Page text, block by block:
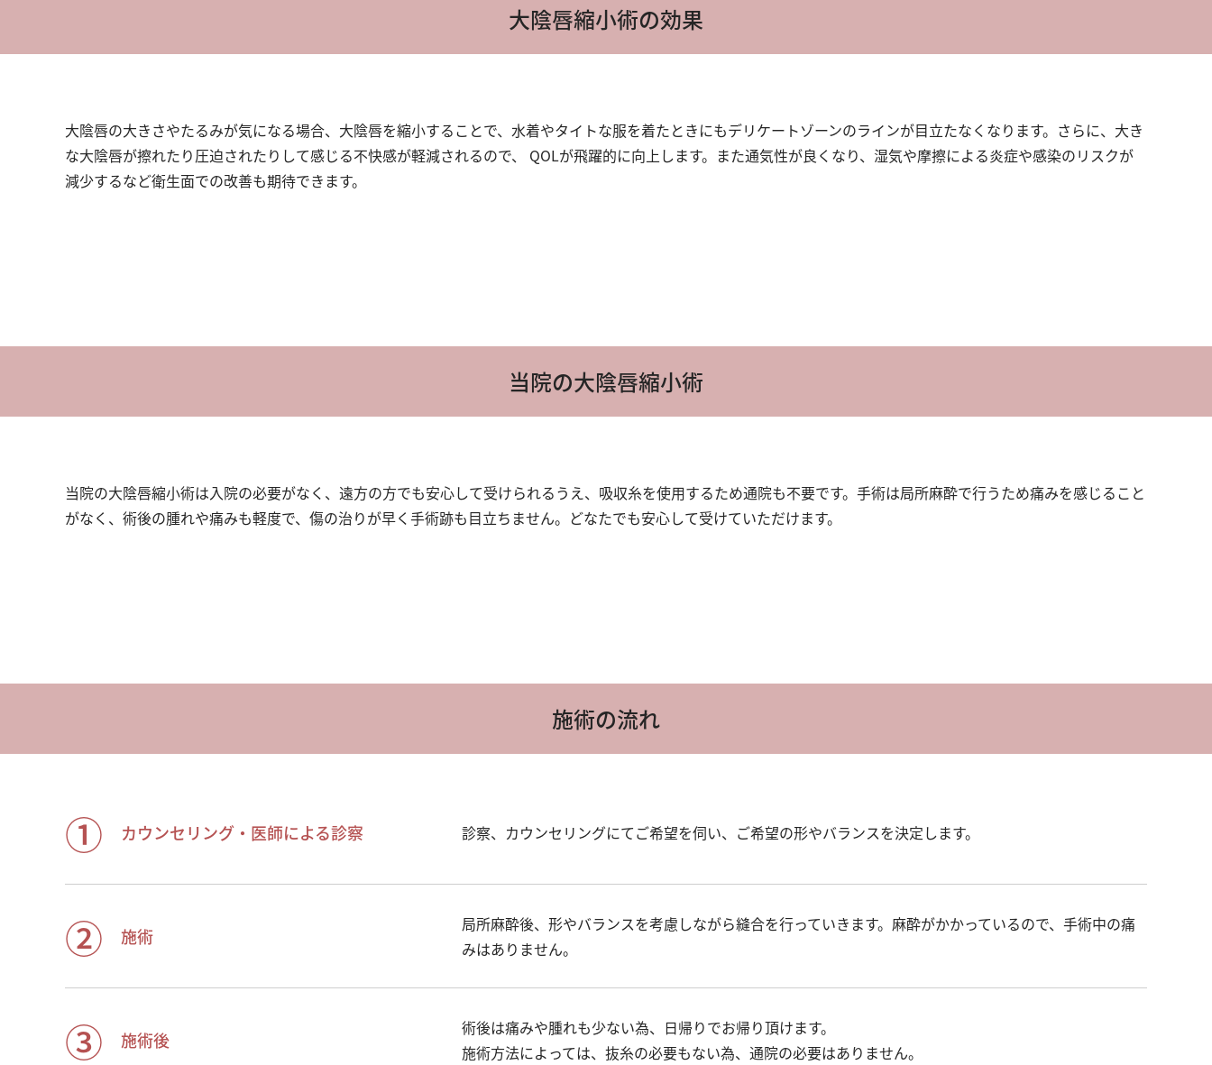
大陰唇縮小術の効果
大陰唇の大きさやたるみが気になる場合、大陰唇を縮小することで、水着やタイトな服を着たときにもデリケートゾーンのラインが目立たなくなります。さらに、大き
な大陰唇が擦れたり圧迫されたりして感じる不快感が軽減されるので、 QOLが飛躍的に向上します。また通気性が良くなり、湿気や摩擦による炎症や感染のリスクが
減少するなど衛生面での改善も期待できます。
当院の大陰唇縮小術
当院の大陰唇縮小術は入院の必要がなく、遠方の方でも安心して受けられるうえ、吸収糸を使用するため通院も不要です。手術は局所麻酔で行うため痛みを感じること
がなく、術後の腫れや痛みも軽度で、傷の治りが早く手術跡も目立ちません。どなたでも安心して受けていただけます。
施術の流れ
① カウンセリング・医師による診察 診察、カウンセリングにてご希望を伺い、ご希望の形やバランスを決定します。
② 施術
局所麻酔後、形やバランスを考慮しながら縫合を行っていきます。麻酔がかかっているので、手術中の痛
みはありません。
③ 施術後
術後は痛みや腫れも少ない為、日帰りでお帰り頂けます。
施術方法によっては、抜糸の必要もない為、通院の必要はありません。